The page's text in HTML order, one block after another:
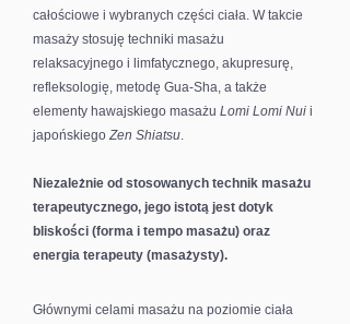
całościowe i wybranych części ciała. W takcie
masaży stosuję techniki masażu
relaksacyjnego i limfatycznego, akupresurę,
refleksologię, metodę Gua-Sha, a także
elementy hawajskiego masażu Lomi Lomi Nui i
japońskiegoZen Shiatsu.
Niezależnie od stosowanych technik masażu
terapeutycznego, jego istotą jest dotyk
bliskości (forma i tempo masażu) oraz
energia terapeuty (masażysty).
Głównymi celami masażu na poziomie ciała